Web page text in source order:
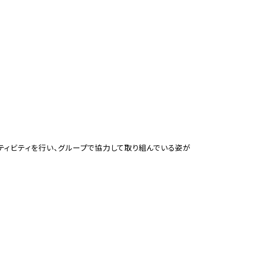
ビティを行い、グループで協力して取り組んでいる姿が